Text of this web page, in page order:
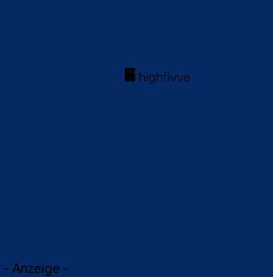
- Anzeige -